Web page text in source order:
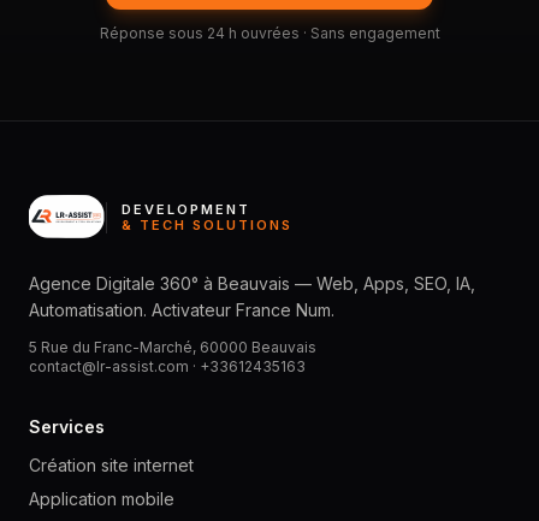
Réponse sous 24 h ouvrées · Sans engagement
DEVELOPMENT
& TECH SOLUTIONS
Agence Digitale 360° à Beauvais — Web, Apps, SEO, IA,
Automatisation. Activateur France Num.
5 Rue du Franc-Marché, 60000 Beauvais
contact@lr-assist.com · +33612435163
Services
Création site internet
Application mobile